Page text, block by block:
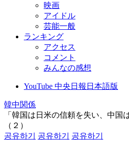
映画
アイドル
芸能一般
ランキング
アクセス
コメント
みんなの感想
YouTube 中央日報日本語版
韓中関係
「韓国は日米の信頼を失い、中国
（２）
공유하기
공유하기
공유하기